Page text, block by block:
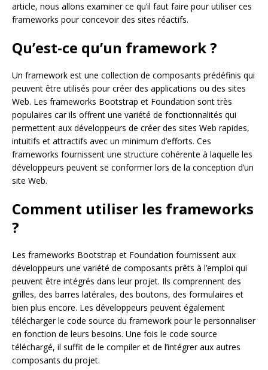
article, nous allons examiner ce qu’il faut faire pour utiliser ces
frameworks pour concevoir des sites réactifs.
Qu’est-ce qu’un framework ?
Un framework est une collection de composants prédéfinis qui
peuvent être utilisés pour créer des applications ou des sites
Web. Les frameworks Bootstrap et Foundation sont très
populaires car ils offrent une variété de fonctionnalités qui
permettent aux développeurs de créer des sites Web rapides,
intuitifs et attractifs avec un minimum d’efforts. Ces
frameworks fournissent une structure cohérente à laquelle les
développeurs peuvent se conformer lors de la conception d’un
site Web.
Comment utiliser les frameworks
?
Les frameworks Bootstrap et Foundation fournissent aux
développeurs une variété de composants prêts à l’emploi qui
peuvent être intégrés dans leur projet. Ils comprennent des
grilles, des barres latérales, des boutons, des formulaires et
bien plus encore. Les développeurs peuvent également
télécharger le code source du framework pour le personnaliser
en fonction de leurs besoins. Une fois le code source
téléchargé, il suffit de le compiler et de l’intégrer aux autres
composants du projet.